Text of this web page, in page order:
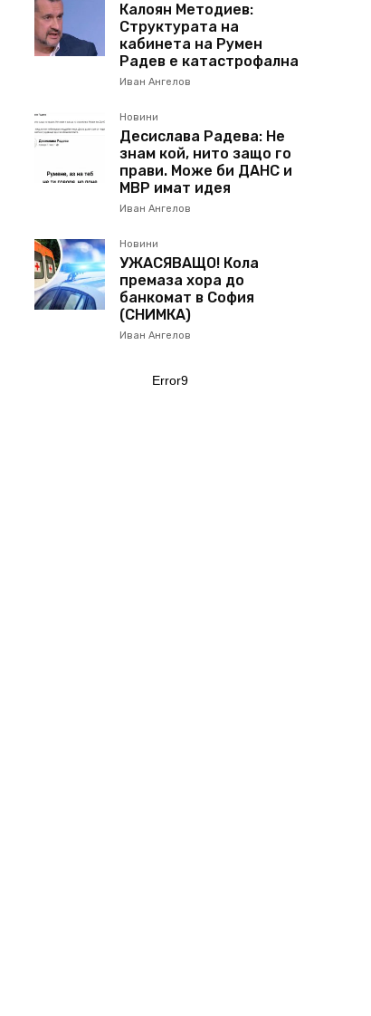
Калоян Методиев:
Структурата на
кабинета на Румен
Радев е катастрофална
Иван Ангелов
Новини
Десислава Радева: Не
знам кой, нито защо го
прави. Може би ДАНС и
МВР имат идея
Иван Ангелов
Новини
УЖАСЯВАЩО! Кола
премаза хора до
банкомат в София
(СНИМКА)
Иван Ангелов
Error9